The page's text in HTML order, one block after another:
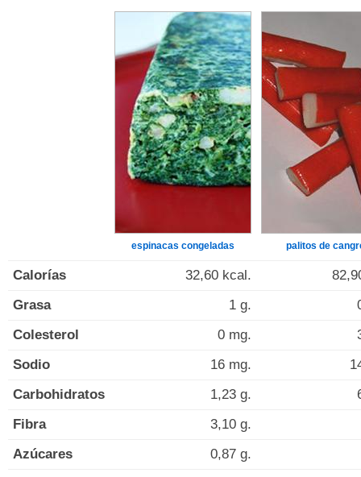
espinacas congeladas palitos de
Calorías 32,60 kcal.
Grasa
1 g.
Colesterol
0 mg.
Sodio
16 mg.
Carbohidratos
1,23 g.
Fibra
3,10 g.
Azúcares
0,87 g.